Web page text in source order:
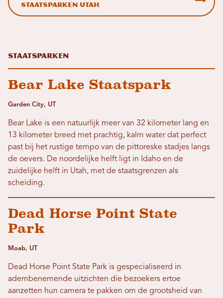
staatsparken Utah
Staatsparken
Bear Lake Staatspark
Garden City, UT
Bear Lake is een natuurlijk meer van 32 kilometer lang en
13 kilometer breed met prachtig, kalm water dat perfect
past bij het rustige tempo van de pittoreske stadjes langs
de oevers. De noordelijke helft ligt in Idaho en de
zuidelijke helft in Utah, met de staatsgrenzen als
scheiding.
Dead Horse Point State
Park
Moab, UT
Dead Horse Point State Park is gespecialiseerd in
adembenemende uitzichten die bezoekers ertoe
aanzetten hun camera te pakken om de grootsheid van